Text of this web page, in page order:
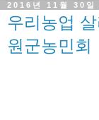
2016년 11월 30일
우리농업
원군농민회